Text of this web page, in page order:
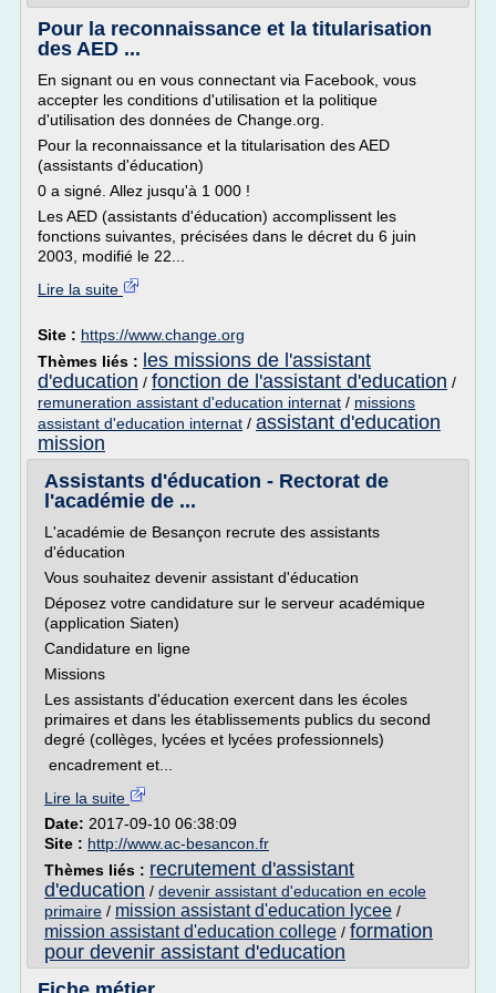
Pour la reconnaissance et la titularisation
des AED ...
En signant ou en vous connectant via Facebook, vous
accepter les conditions d'utilisation et la politique
d'utilisation des données de Change.org.
Pour la reconnaissance et la titularisation des AED
(assistants d'éducation)
0 a signé. Allez jusqu'à 1 000 !
Les AED (assistants d'éducation) accomplissent les
fonctions suivantes, précisées dans le décret du 6 juin
2003, modifié le 22...
Lire la suite
Site : https://www.change.org
Thèmes liés : les missions de l'assistant
d'education / fonction de l'assistant d'education /
remuneration assistant d'education internat / missions
assistant d'education internat / assistant d'education
mission
Assistants d'éducation - Rectorat de
l'académie de ...
L'académie de Besançon recrute des assistants
d'éducation
Vous souhaitez devenir assistant d'éducation
Déposez votre candidature sur le serveur académique
(application Siaten)
Candidature en ligne
Missions
Les assistants d'éducation exercent dans les écoles
primaires et dans les établissements publics du second
degré (collèges, lycées et lycées professionnels)
encadrement et...
Lire la suite
Date: 2017-09-10 06:38:09
Site : http://www.ac-besancon.fr
Thèmes liés : recrutement d'assistant
d'education / devenir assistant d'education en ecole
primaire / mission assistant d'education lycee /
mission assistant d'education college / formation
pour devenir assistant d'education